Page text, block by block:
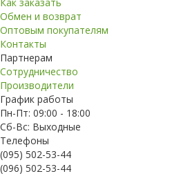
Обмен и возврат
Оптовым покупателям
Контакты
Партнерам
Сотрудничество
Производители
График работы
Пн-Пт: 09:00 - 18:00
Сб-Вс: Выходные
Телефоны
(095) 502-53-44
(096) 502-53-44